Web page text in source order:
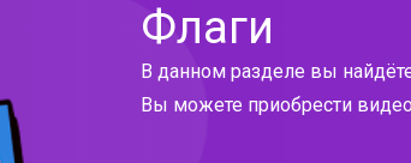
Флаги
В данном разделе вы
Вы можете приобрести